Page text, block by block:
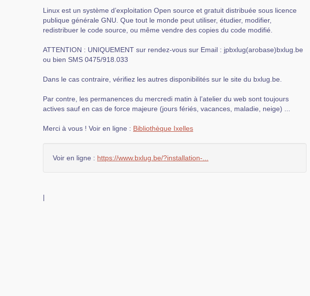
Linux est un système d’exploitation Open source et gratuit distribuée sous licence
publique générale GNU. Que tout le monde peut utiliser, étudier, modifier,
redistribuer le code source, ou même vendre des copies du code modifié.
ATTENTION : UNIQUEMENT sur rendez-vous sur Email : jpbxlug(arobase)bxlug.be
ou bien SMS 0475/918.033
Dans le cas contraire, vérifiez les autres disponibilités sur le site du bxlug.be.
Par contre, les permanences du mercredi matin à l’atelier du web sont toujours
actives sauf en cas de force majeure (jours fériés, vacances, maladie, neige) ...
Merci à vous ! Voir en ligne : Bibliothèque Ixelles
Voir en ligne : https://www.bxlug.be/?installation-...
|